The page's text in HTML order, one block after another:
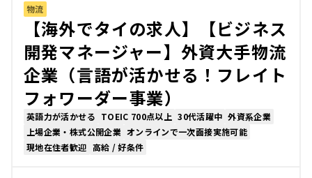
物流
【海外でタイの求人】【ビジネス
開発マネージャー】外資大手物流
企業（言語が活かせる！フレイト
フォワーダー事業）
英語力が活かせる TOEIC 700点以上 30代活躍中 外資系企業
上場企業・株式公開企業 オンラインで一次面接実施可能
現地在住者歓迎 高給 / 好条件